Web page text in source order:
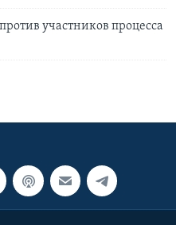
участников процесса